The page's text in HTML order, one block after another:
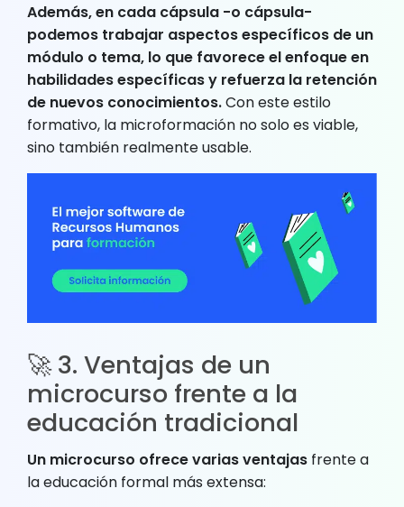
Además, en cada cápsula -o cápsula-
podemos trabajar aspectos específicos de un
módulo o tema, lo que favorece el enfoque en
habilidades específicas y refuerza la retención
de nuevos conocimientos.Con este estilo
formativo, la microformación no solo es viable,
sino también realmente usable.
🚀 3. Ventajas de un
microcurso frente a la
educación tradicional
Un microcurso ofrece varias ventajas frente a
la educación formal más extensa: